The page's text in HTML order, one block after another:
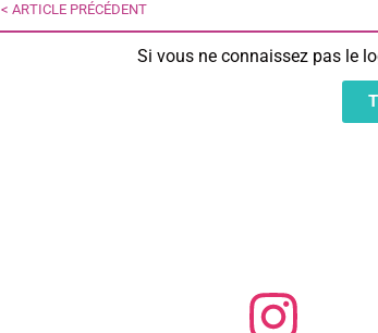
< ARTICLE PRÉCÉDENT
Si vous ne connaissez pas le